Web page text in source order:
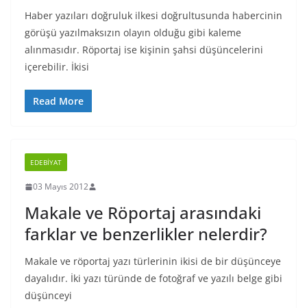
Haber yazıları doğruluk ilkesi doğrultusunda habercinin
görüşü yazılmaksızın olayın olduğu gibi kaleme
alınmasıdır. Röportaj ise kişinin şahsi düşüncelerini
içerebilir. İkisi
Read More
EDEBIYAT
03 Mayıs 2012
Makale ve Röportaj arasındaki
farklar ve benzerlikler nelerdir?
Makale ve röportaj yazı türlerinin ikisi de bir düşünceye
dayalıdır. İki yazı türünde de fotoğraf ve yazılı belge gibi
düşünceyi